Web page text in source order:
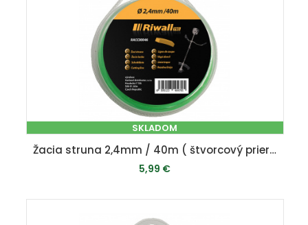
SKLADOM
Žacia struna 2,4mm / 40m ( štvorcový prierez )
5,99 €